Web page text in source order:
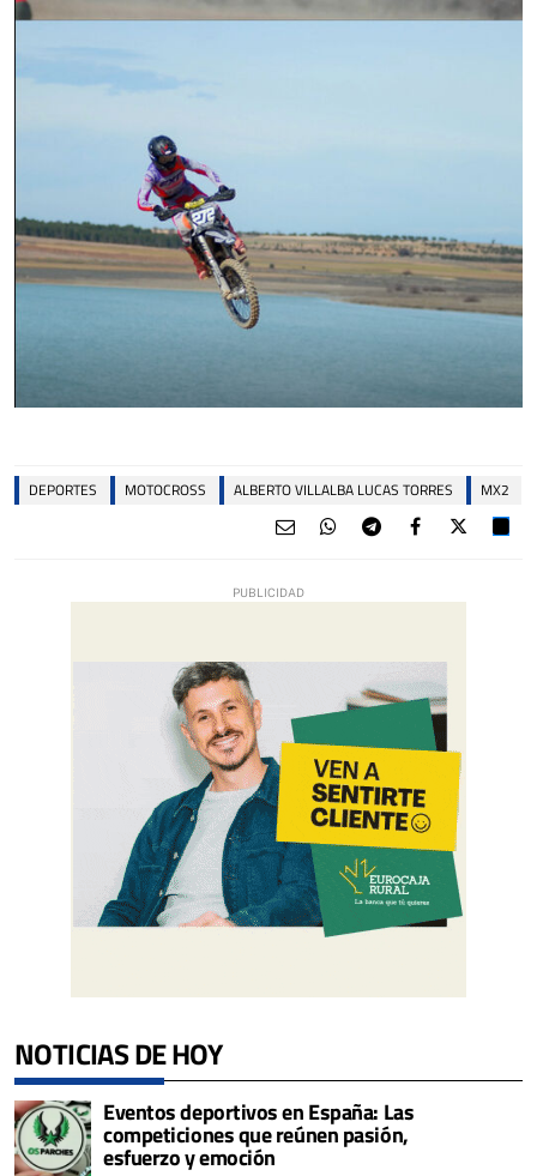
DEPORTES MOTOCROSS ALBERTO VILLALBA LUCAS TORRES MX2
NOTICIAS DE HOY
Eventos deportivos en España: Las
competiciones que reúnen pasión,
esfuerzo y emoción